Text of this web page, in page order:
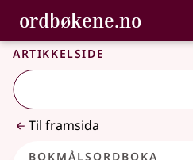
Gå til hovudinnhald
Tilgjenge
ordbøkene.no,
Bokmålsordboka og Nynorskordboka
Artikkelside
Til framsida
Bokmålsordboka